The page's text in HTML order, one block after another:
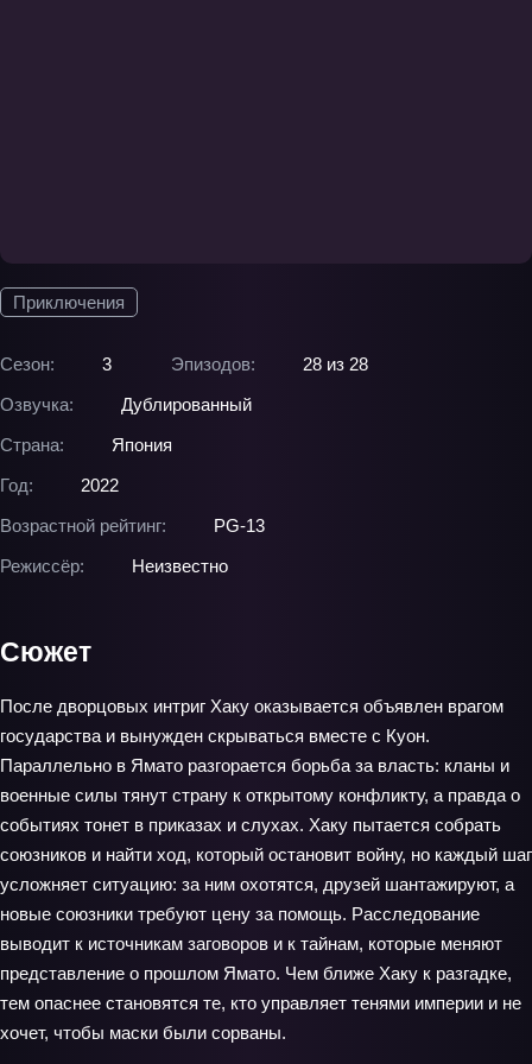
Приключения
Сезон: 3 Эпизодов:
28 из 28
Озвучка:
Дублированный
Страна:
Япония
Год:
2022
Возрастной рейтинг:
PG-13
Режиссёр:
Неизвестно
Сюжет
После дворцовых интриг Хаку оказывается объявлен врагом
государства и вынужден скрываться вместе с Куон.
Параллельно в Ямато разгорается борьба за власть: кланы и
военные силы тянут страну к открытому конфликту, а правда о
событиях тонет в приказах и слухах. Хаку пытается собрать
союзников и найти ход, который остановит войну, но каждый шаг
усложняет ситуацию: за ним охотятся, друзей шантажируют, а
новые союзники требуют цену за помощь. Расследование
выводит к источникам заговоров и к тайнам, которые меняют
представление о прошлом Ямато. Чем ближе Хаку к разгадке,
тем опаснее становятся те, кто управляет тенями империи и не
хочет, чтобы маски были сорваны.